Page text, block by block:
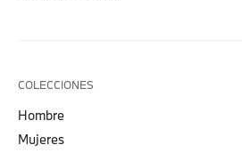
COLECCIONES
Hombre
Mujeres